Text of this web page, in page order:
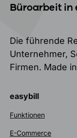
Büroarbeit in
Die führende
Unternehmer,
Firmen. Made
easybill
Funktionen
E-Commerce